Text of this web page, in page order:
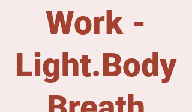
Work -
Light.Body